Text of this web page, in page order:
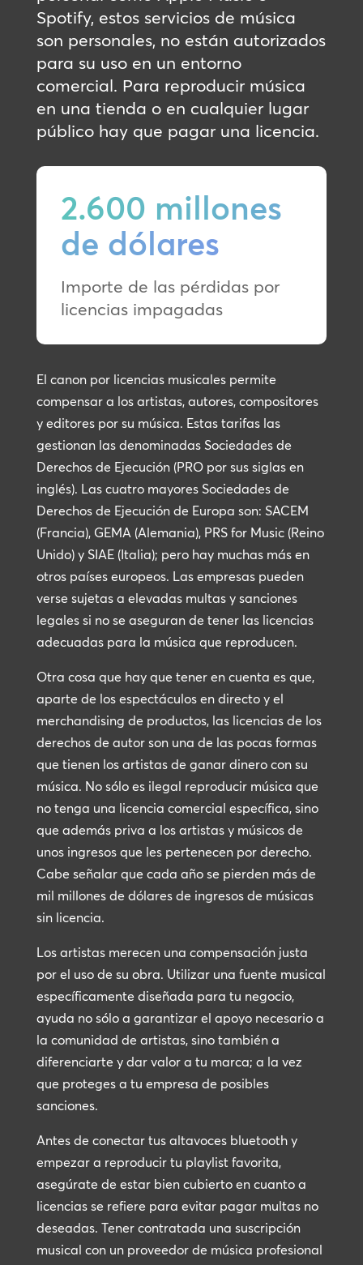
Spotify, estos servicios de música
son personales, no están autorizados
para su uso en un entorno
comercial. Para reproducir música
en una tienda o en cualquier lugar
público hay que pagar una licencia.
2.600 millones
de dólares
Importe de las pérdidas por
licencias impagadas
El canon por licencias musicales permite
compensar a los artistas, autores, compositores
y editores por su música. Estas tarifas las
gestionan las denominadas Sociedades de
Derechos de Ejecución (PRO por sus siglas en
inglés). Las cuatro mayores Sociedades de
Derechos de Ejecución de Europa son: SACEM
(Francia), GEMA (Alemania), PRS for Music (Reino
Unido) y SIAE (Italia); pero hay muchas más en
otros países europeos. Las empresas pueden
verse sujetas a elevadas multas y sanciones
legales si no se aseguran de tener las licencias
adecuadas para la música que reproducen.
Otra cosa que hay que tener en cuenta es que,
aparte de los espectáculos en directo y el
merchandising de productos, las licencias de los
derechos de autor son una de las pocas formas
que tienen los artistas de ganar dinero con su
música. No sólo es ilegal reproducir música que
no tenga una licencia comercial específica, sino
que además priva a los artistas y músicos de
unos ingresos que les pertenecen por derecho.
Cabe señalar que cada año se pierden más de
mil millones de dólares de ingresos de músicas
sin licencia.
Los artistas merecen una compensación justa
por el uso de su obra. Utilizar una fuente musical
específicamente diseñada para tu negocio,
ayuda no sólo a garantizar el apoyo necesario a
la comunidad de artistas, sino también a
diferenciarte y dar valor a tu marca; a la vez
que proteges a tu empresa de posibles
sanciones.
Antes de conectar tus altavoces bluetooth y
empezar a reproducir tu playlist favorita,
asegúrate de estar bien cubierto en cuanto a
licencias se refiere para evitar pagar multas no
deseadas. Tener contratada una suscripción
musical con un proveedor de música profesional